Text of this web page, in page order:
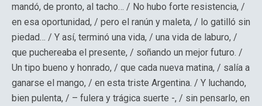
mandó, de pronto, al tacho… / No hubo forte resistencia, /
en esa oportunidad, / pero el ranún y maleta, / lo gatilló sin
piedad… / Y así, terminó una vida, / una vida de laburo, /
que puchereaba el presente, / soñando un mejor futuro. /
Un tipo bueno y honrado, / que cada nueva matina, / salía a
ganarse el mango, / en esta triste Argentina. / Y luchando,
bien pulenta, / – fulera y trágica suerte -, / sin pensarlo, en